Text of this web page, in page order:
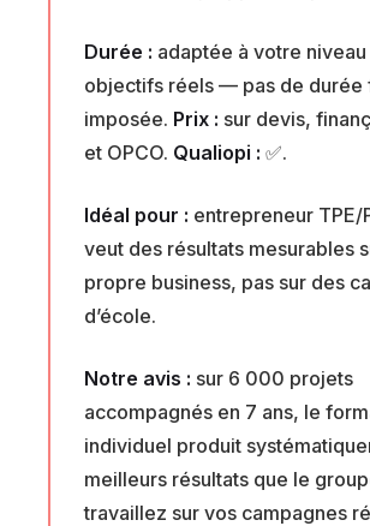
Durée : adaptée à votre
objectifs réels — pas de durée
imposée. Prix : sur devis,
et OPCO. Qualiopi : ✅.
Idéal pour : entrepreneur TPE/
veut des résultats mesurables
propre business, pas sur des
d’école.
Notre avis : sur 6 000 projets
accompagnés en 7 ans, le
individuel produit
meilleurs résultats que le
travaillez sur vos campagnes